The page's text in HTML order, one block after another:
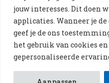
jouw interesses. Dit doen
applicaties. Wanneer je
geef je de ons
het gebruik van cookies
gepersonaliseerde
© 2026 ONS Magazine